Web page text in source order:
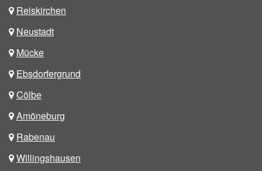
Reiskirchen
Neustadt
Mücke
Ebsdorfergrund
Cölbe
Amöneburg
Rabenau
Willingshausen